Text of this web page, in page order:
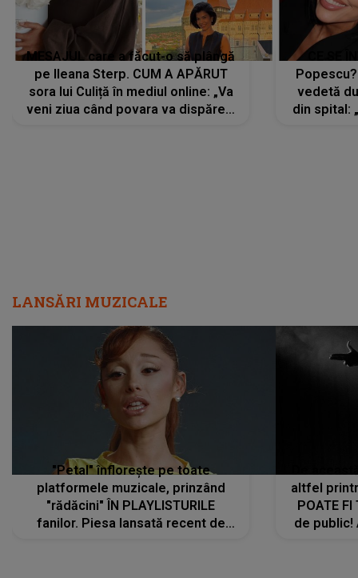
MESAJUL care a făcut-o să plângă
pe Ileana Sterp. CUM A APĂRUT
sora lui Culiță în mediul online: „Va
veni ziua când povara va dispărea,
vedetă
din spital:
LANSĂRI MUZICALE
"Petal" înflorește pe toate
platformele muzicale, prinzând
"rădăcini" ÎN PLAYLISTURILE
fanilor. Piesa lansată recent de
altfel
POATE FI
de public!